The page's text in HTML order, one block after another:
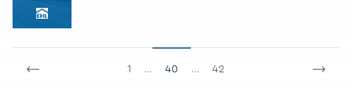
1 … 40 … 42